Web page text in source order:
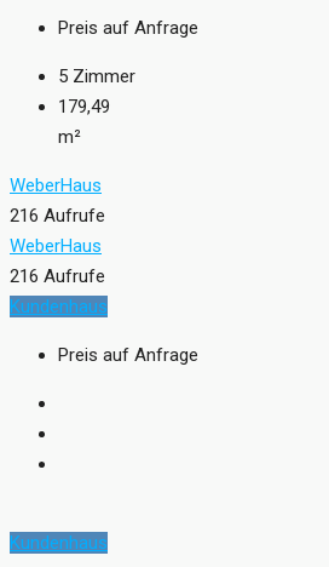
Preis auf Anfrage
5 Zimmer
179,49
m²
WeberHaus
216 Aufrufe
WeberHaus
216 Aufrufe
Kundenhaus
Preis auf Anfrage
Kundenhaus